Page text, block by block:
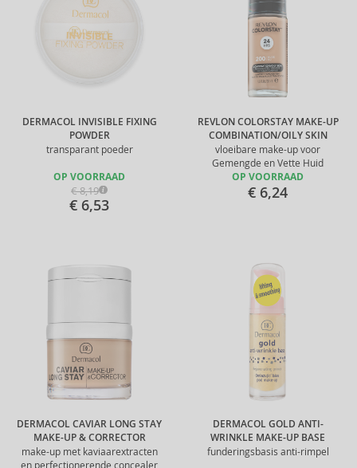
DERMACOL INVISIBLE FIXING
POWDER
transparant poeder
OP VOORRAAD
€ 8,19
€ 6,53
REVLON COLORSTAY MAKE-UP
COMBINATION/OILY SKIN
vloeibare make-up voor
Gemengde en Vette Huid
OP VOORRAAD
€ 6,24
DERMACOL CAVIAR LONG STAY
MAKE-UP & CORRECTOR
make-up met kaviaarextracten
en perfectionerende concealer
DERMACOL GOLD ANTI-
WRINKLE MAKE-UP BASE
funderingsbasis anti-rimpel